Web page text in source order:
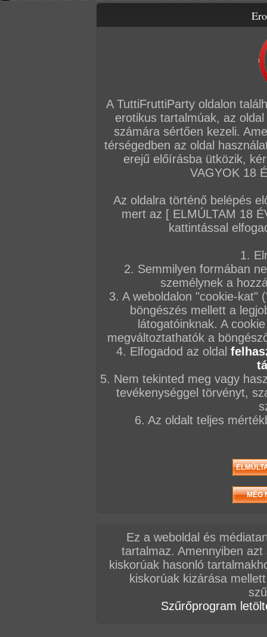
Amatőr sorozatok
A TuttiFruttiParty oldalon
erotikus tartalmúak, az
számára sértően kezeli.
térségedben az oldal
erejű előírásba ütközik,
VAGYOK 18
Az oldalra történő belépés
mert az [ ELMÚLTAM 18
kattintással
1.
2. Semmilyen formában
személynek a
3. A weboldalon "cookie-kat"
böngészés mellett a
látogatóinknak. A
megváltoztathatók a
4. Elfogadod az oldal
5. Nem tekinted meg vagy
tevékenységgel törvényt,
6. Az oldalt teljes
Ez a weboldal és
tartalmaz. Amennyiben
kiskorúak hasonló
kiskorúak kizárása
Szűrőprogram